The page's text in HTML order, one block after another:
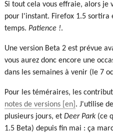
Si tout cela vous effraie, alors je
pour l'instant. Firefox 1.5 sortira
temps. Patience !.
Une version Beta 2 est prévue
vous aurez donc encore une
dans les semaines à venir (le 7
Pour les téméraires, les
notes de versions
. J'utilise
plusieurs jours, et Deer Park(ce
1.5 Beta) depuis fin mai : ça